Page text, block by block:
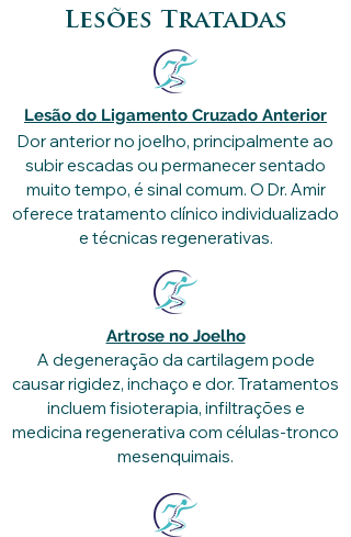
Lesões Tratadas
Lesão do Ligamento Cruzado Anterior
Dor anterior no joelho, principalmente ao
subir escadas ou permanecer sentado
muito tempo, é sinal comum. O Dr. Amir
oferece tratamento clínico individualizado
e técnicas regenerativas.
Artrose no Joelho
A degeneração da cartilagem pode
causar rigidez, inchaço e dor. Tratamentos
incluem fisioterapia, infiltrações e
medicina regenerativa com células-tronco
mesenquimais.